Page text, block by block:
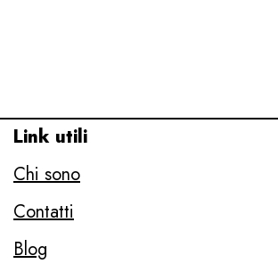
Link utili
Chi sono
Contatti
Blog